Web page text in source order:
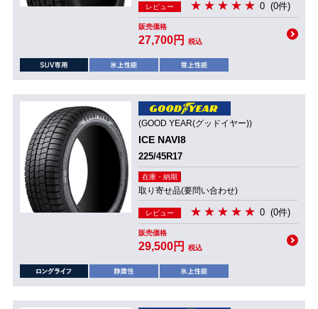
レビュー 0 (0件)
販売価格
27,700円 税込
(GOOD YEAR(グッドイヤー))
ICE NAVI8
225/45R17
在庫・納期
取り寄せ品(要問い合わせ)
レビュー 0 (0件)
販売価格
29,500円 税込